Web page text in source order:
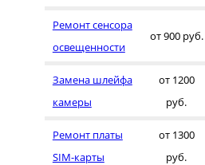
Ремонт сенсора
освещенности
от 900 руб.
Замена шлейфа
камеры
от 1200
руб.
Ремонт платы
SIM-карты
от 1300
руб.